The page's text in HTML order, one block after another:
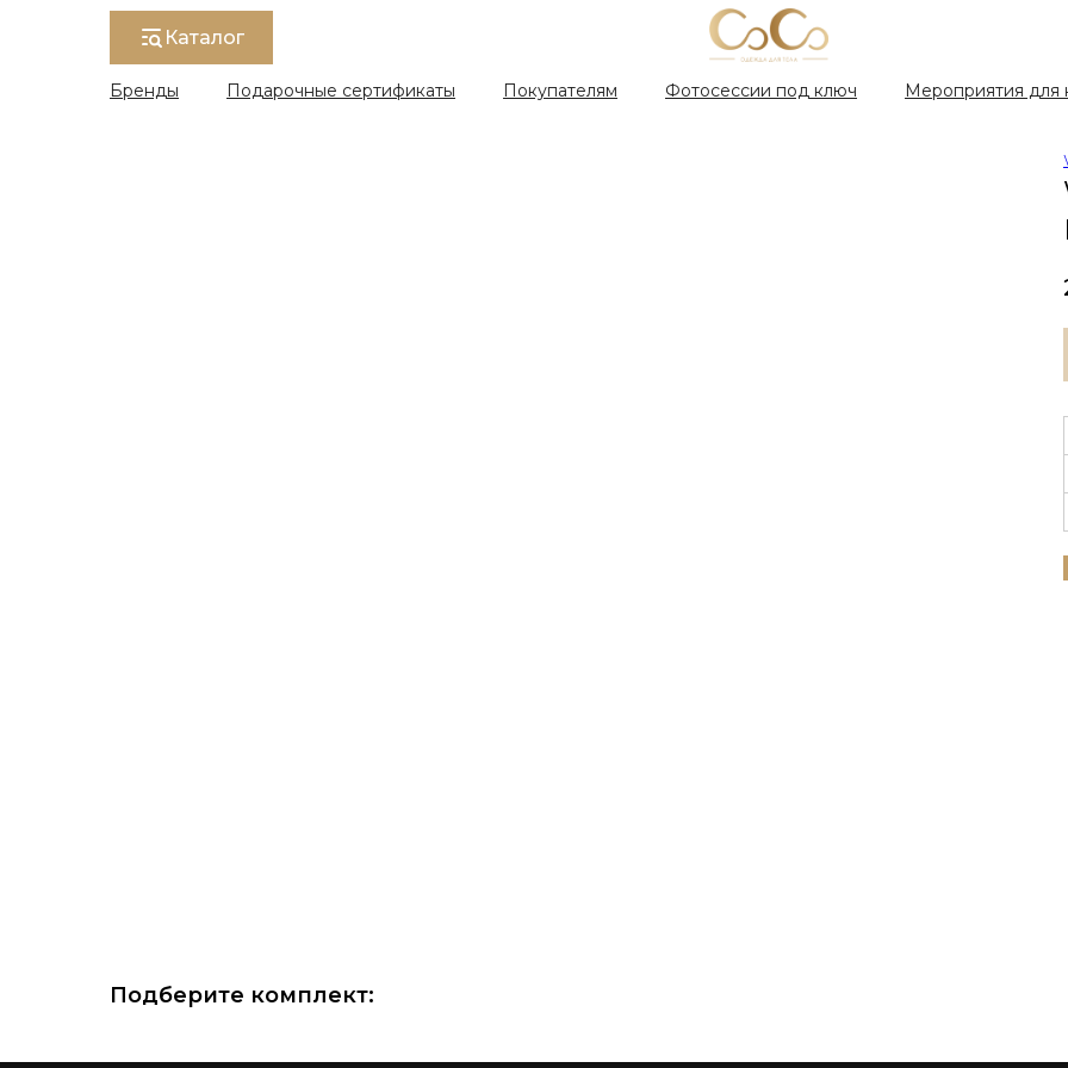
Каталог
Бренды Подарочные сертификаты Покупателям Фотосессии под ключ Мероприятия для
Подберите комплект: